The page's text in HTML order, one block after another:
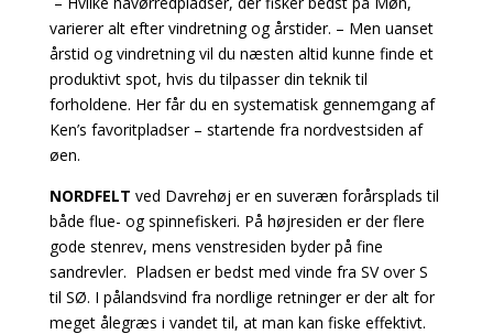
varierer alt efter vindretning og årstider. – Men uanset
årstid og vindretning vil du næsten altid kunne finde et
produktivt spot, hvis du tilpasser din teknik til
forholdene. Her får du en systematisk gennemgang af
Ken’s favoritpladser – startende fra nordvestsiden af
øen.
NORDFELT ved Davrehøj er en suveræn forårsplads til
både flue- og spinnefiskeri. På højresiden er der flere
gode stenrev, mens venstresiden byder på fine
sandrevler. Pladsen er bedst med vinde fra SV over S
til SØ. I pålandsvind fra nordlige retninger er der alt for
meget ålegræs i vandet til, at man kan fiske effektivt.